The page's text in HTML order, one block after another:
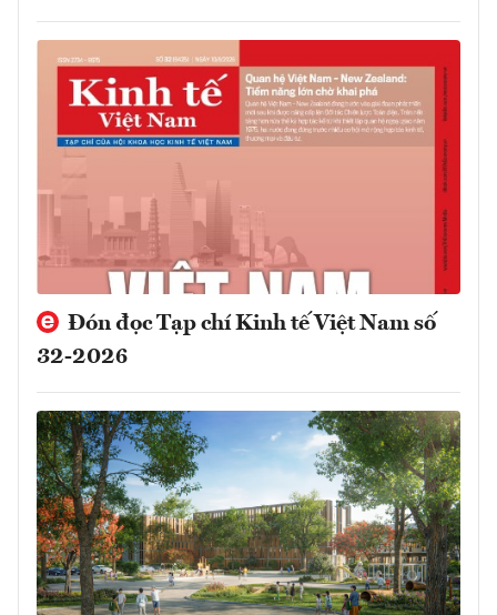
Đón đọc Tạp chí Kinh tế Việt Nam số
32-2026